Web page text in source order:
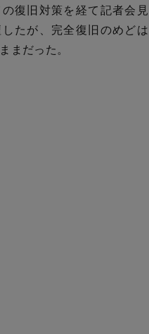
復旧対策を経て記者会見
たが、完全復旧のめどは
まだった。